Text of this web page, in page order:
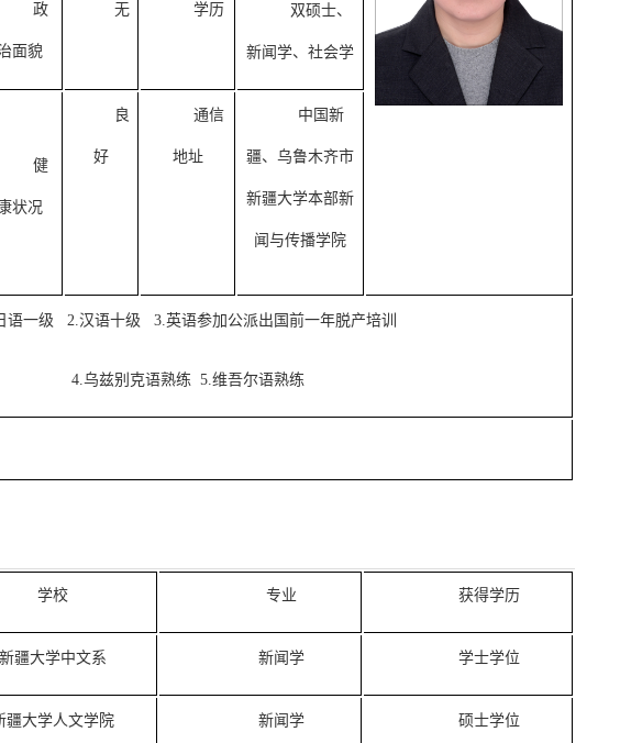
政
面貌
无 学历 双硕士、
新闻学、社会学
健
状况
良
好
通信
地址
中国新
疆、乌鲁木齐市
新疆大学本部新
闻与传播学院
语一级 2.汉语十级 3.英语参加公派出国前一年脱产培训
4.乌兹别克语熟练 5.维吾尔语熟练
学校 专业 获得学历
新疆大学中文系 新闻学 学士学位
疆大学人文学院 新闻学 硕士学位